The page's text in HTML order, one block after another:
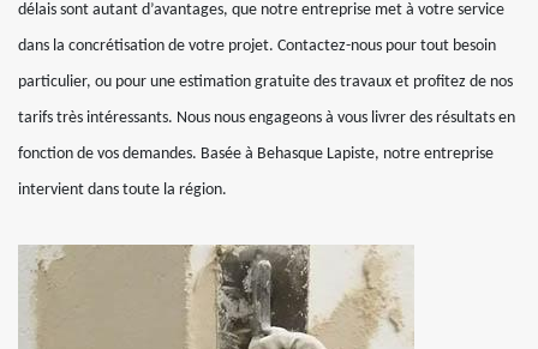
délais sont autant d’avantages, que notre entreprise met à votre service
dans la concrétisation de votre projet. Contactez-nous pour tout besoin
particulier, ou pour une estimation gratuite des travaux et profitez de nos
tarifs très intéressants. Nous nous engageons à vous livrer des résultats en
fonction de vos demandes. Basée à Behasque Lapiste, notre entreprise
intervient dans toute la région.